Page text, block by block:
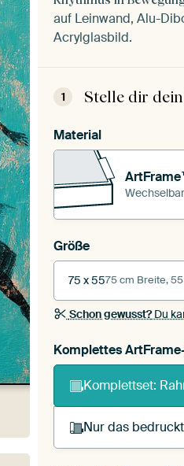
auf Leinwand, Alu-
Acrylglasbild.
1 Stelle dir
Material
Größe
75 x 5575 cm Breite,
Schon gewusst?Du
Komplettes
Komplettset:
Nur das